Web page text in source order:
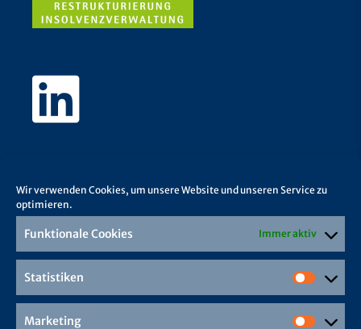
Wir verwenden Cookies, um unsere Website und unseren Service zu
optimieren.
Funktionale Cookies Immer aktiv
Statistiken
Marketing